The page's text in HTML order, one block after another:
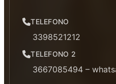
TELEFONO
3398521212
TELEFONO 2
3667085494 –